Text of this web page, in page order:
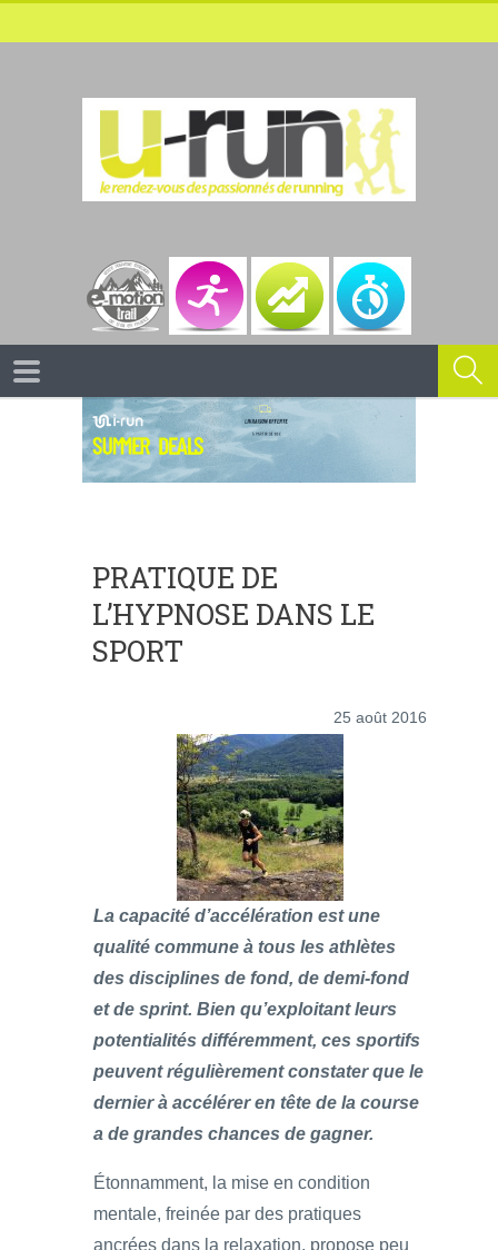
PRATIQUE DE
L’HYPNOSE DANS LE
SPORT
25 août 2016
La capacité d’accélération est une
qualité commune à tous les athlètes
des disciplines de fond, de demi-fond
et de sprint. Bien qu’exploitant leurs
potentialités différemment, ces sportifs
peuvent régulièrement constater que le
dernier à accélérer en tête de la course
a de grandes chances de gagner.
Étonnamment, la mise en condition
mentale, freinée par des pratiques
ancrées dans la relaxation, propose peu